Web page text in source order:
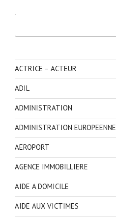
ACTRICE – ACTEUR
ADIL
ADMINISTRATION
ADMINISTRATION EUROPEENNE
AEROPORT
AGENCE IMMOBILLIERE
AIDE A DOMICILE
AIDE AUX VICTIMES